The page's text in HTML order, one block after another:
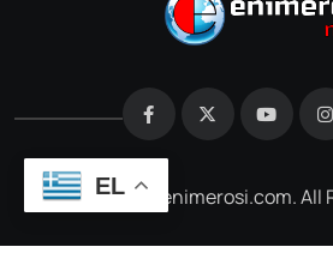
@2026 e-enimerosi.com. All
EL